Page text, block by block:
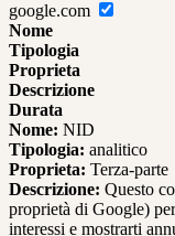
google.com
Nome
Tipologia
Proprieta
Descrizione
Durata
Nome: NID
Tipologia: analitico
Proprieta: Terza-parte
Descrizione: Questo
proprietà di Google)
interessi e mostrarti